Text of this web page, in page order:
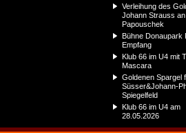
Verleihung des
Johann Strauss
Papouschek
Bühne Donaupark
Empfang
Klub 66 im U4 mit
Mascara
Goldenen Spargel
Süsser&Johann-
Spiegelfeld
Klub 66 im U4 am
28.05.2026